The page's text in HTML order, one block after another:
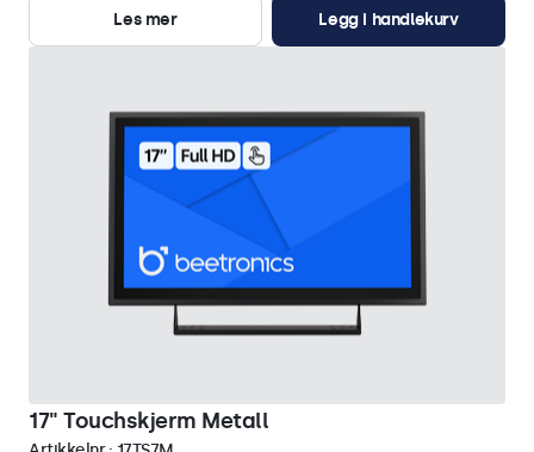
Les mer
Legg i handlekurv
17" Touchskjerm Metall